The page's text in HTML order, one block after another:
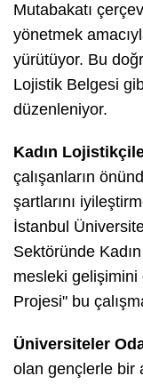
Mutabakatı
yönetmek
yürütüyor. Bu
Lojistik Belgesi
düzenleniyor.
Kadın
çalışanların
şartlarını
İstanbul
Sektöründe
mesleki
Projesi" bu
Üniversiteler
olan gençlerle bir